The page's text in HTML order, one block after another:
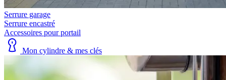
Serrure garage
Serrure encastré
Accessoires pour portail
Mon cylindre & mes clés